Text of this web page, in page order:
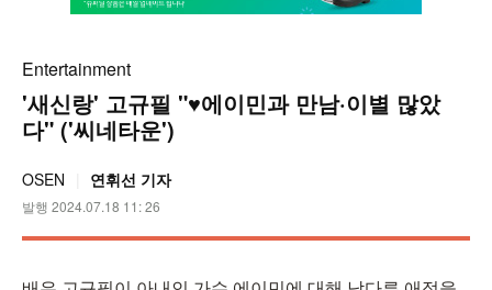
Entertainment
'새신랑' 고규필 "♥에이민과 만남·이별 많았
다" ('씨네타운')
OSEN 연휘선 기자
발행 2024.07.18 11: 26